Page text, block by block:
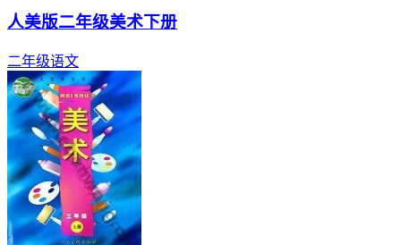
人美版二年级美术下册
二年级语文